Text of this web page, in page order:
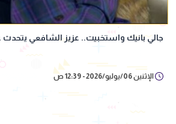
جالي بانيك واستخبيت.. عزيز الشافعي
الإثنين 06/يوليو/2026 - 12:39 ص